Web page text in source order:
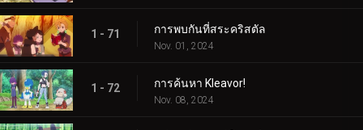
1 - 71 การพบกันที่สระคริสตัล
Nov. 01, 2024
1 - 72 การค้นหา Kleavor!
Nov. 08, 2024